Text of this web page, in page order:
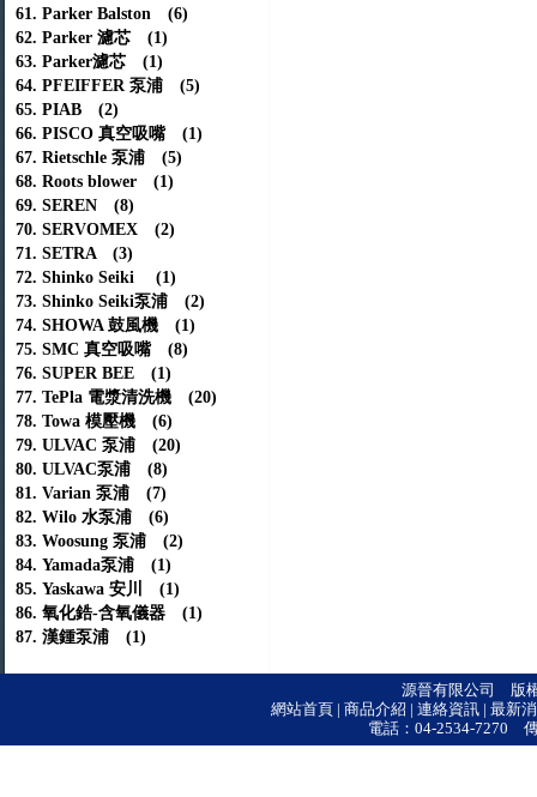
61. Parker Balston (6)
62. Parker 濾芯 (1)
63. Parker濾芯 (1)
64. PFEIFFER 泵浦 (5)
65. PIAB (2)
66. PISCO 真空吸嘴 (1)
67. Rietschle 泵浦 (5)
68. Roots blower (1)
69. SEREN (8)
70. SERVOMEX (2)
71. SETRA (3)
72. Shinko Seiki (1)
73. Shinko Seiki泵浦 (2)
74. SHOWA 鼓風機 (1)
75. SMC 真空吸嘴 (8)
76. SUPER BEE (1)
77. TePla 電漿清洗機 (20)
78. Towa 模壓機 (6)
79. ULVAC 泵浦 (20)
80. ULVAC泵浦 (8)
81. Varian 泵浦 (7)
82. Wilo 水泵浦 (6)
83. Woosung 泵浦 (2)
84. Yamada泵浦 (1)
85. Yaskawa 安川 (1)
86. 氧化鋯-含氧儀器 (1)
87. 漢鍾泵浦 (1)
源晉有限公司 版權
網站首頁| 商品介紹 | 連絡資訊| 最新
電話：04-2534-7270